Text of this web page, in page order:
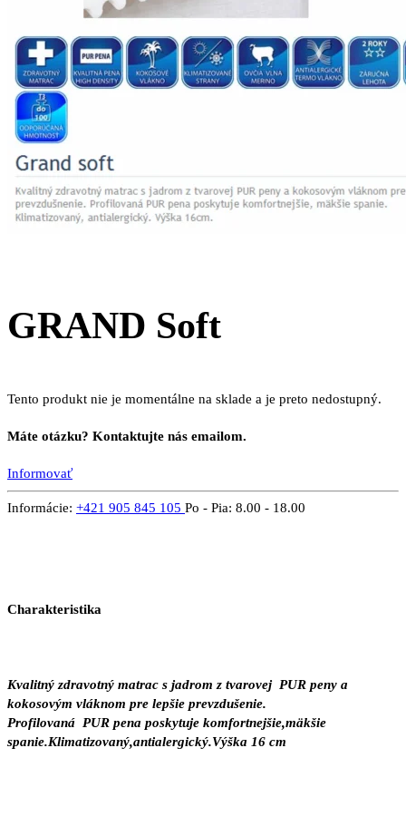
GRAND Soft
Tento produkt nie je momentálne na sklade a je preto nedostupný.
Máte otázku? Kontaktujte nás emailom.
Informovať
Informácie: +421 905 845 105 Po - Pia: 8.00 - 18.00
Charakteristika
Kvalitný zdravotný matrac s jadrom z tvarovej PUR peny a
kokosovým vláknom pre lepšie prevzdušenie.
Profilovaná PUR pena poskytuje komfortnejšie,mäkšie
spanie.Klimatizovaný,antialergický.Výška 16 cm